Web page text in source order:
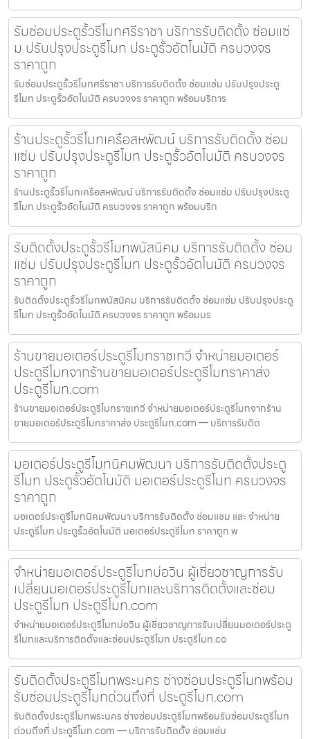
รับซ่อมประตูรั้วรีโมทศรีราชา บริการรับติดตั้ง ซ่อมแซ่
ม ปรับปรุงประตูรีโมท ประตูรั้วอัตโนมัติ ครบวงจร
ราคาถูก
รับซ่อมประตูรั้วรีโมทศรีราชา บริการรับติดตั้ง ซ่อมแซ่ม ปรับปรุงประตู
รีโมท ประตูรั้วอัตโนมัติ ครบวงจร ราคาถูก พร้อมบริการ
ร้านประตูรั้วรีโมทเครือสหพัฒน์ บริการรับติดตั้ง ซ่อม
แซ่ม ปรับปรุงประตูรีโมท ประตูรั้วอัตโนมัติ ครบวงจร
ราคาถูก
ร้านประตูรั้วรีโมทเครือสหพัฒน์ บริการรับติดตั้ง ซ่อมแซ่ม ปรับปรุงประตู
รีโมท ประตูรั้วอัตโนมัติ ครบวงจร ราคาถูก พร้อมบริก
รับติดตั้งประตูรั้วรีโมทพนัสนิคม บริการรับติดตั้ง ซ่อม
แซ่ม ปรับปรุงประตูรีโมท ประตูรั้วอัตโนมัติ ครบวงจร
ราคาถูก
รับติดตั้งประตูรั้วรีโมทพนัสนิคม บริการรับติดตั้ง ซ่อมแซ่ม ปรับปรุงประตู
รีโมท ประตูรั้วอัตโนมัติ ครบวงจร ราคาถูก พร้อมบร
ร้านขายมอเตอร์ประตูรีโมทราชเทวี จำหน่ายมอเตอร์
ประตูรีโมทจากร้านขายมอเตอร์ประตูรีโมทราคาส่ง
ประตูรีโมท.com
ร้านขายมอเตอร์ประตูรีโมทราชเทวี จำหน่ายมอเตอร์ประตูรีโมทจากร้าน
ขายมอเตอร์ประตูรีโมทราคาส่ง ประตูรีโมท.com — บริการรับติด
มอเตอร์ประตูรีโมทนิคมพัฒนา บริการรับติดตั้งประตู
รีโมท ประตูรั้วอัตโนมัติ มอเตอร์ประตูรีโมท ครบวงจร
ราคาถูก
มอเตอร์ประตูรีโมทนิคมพัฒนา บริการรับติดตั้ง ซ่อมแซม และ จำหน่าย
ประตูรีโมท ประตูรั้วอัตโนมัติ มอเตอร์ประตูรีโมท ราคาถูก พ
จำหน่ายมอเตอร์ประตูรีโมทบ่อวิน ผู้เชี่ยวชาญการรับ
เปลี่ยนมอเตอร์ประตูรีโมทและบริการติดตั้งและซ่อม
ประตูรีโมท ประตูรีโมท.com
จำหน่ายมอเตอร์ประตูรีโมทบ่อวิน ผู้เชี่ยวชาญการรับเปลี่ยนมอเตอร์ประตู
รีโมทและบริการติดตั้งและซ่อมประตูรีโมท ประตูรีโมท.co
รับติดตั้งประตูรีโมทพระนคร ช่างซ่อมประตูรีโมทพร้อม
รับซ่อมประตูรีโมทด่วนถึงที่ ประตูรีโมท.com
รับติดตั้งประตูรีโมทพระนคร ช่างซ่อมประตูรีโมทพร้อมรับซ่อมประตูรีโมท
ด่วนถึงที่ ประตูรีโมท.com — บริการรับติดตั้ง ซ่อมแซ่ม